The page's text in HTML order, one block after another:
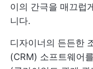
이의 간극을 매끄럽
니다.
디자이너의 든든한
(CRM) 소프트웨어